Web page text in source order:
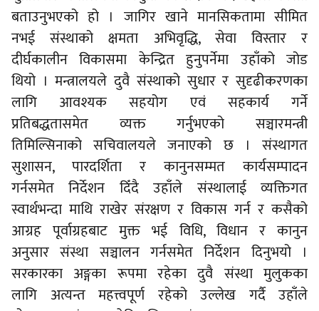
बताउनुभएको हो । जागिर खाने मानसिकतामा सीमित
नभई संस्थाको क्षमता अभिवृद्धि, सेवा विस्तार र
दीर्घकालीन विकासमा केन्द्रित हुनुपर्नेमा उहाँको जोड
थियो । मन्त्रालयले दुवै संस्थाको सुधार र सुदृढीकरणका
लागि आवश्यक सहयोग एवं सहकार्य गर्ने
प्रतिबद्धतासमेत व्यक्त गर्नुभएको सञ्चारमन्त्री
तिमिल्सिनाको सचिवालयले जनाएको छ । संस्थागत
सुशासन, पारदर्शिता र कानुनसम्मत कार्यसम्पादन
गर्नसमेत निर्देशन दिँदै उहाँले संस्थालाई व्यक्तिगत
स्वार्थभन्दा माथि राखेर संरक्षण र विकास गर्न र कसैको
आग्रह पूर्वाग्रहबाट मुक्त भई विधि, विधान र कानुन
अनुसार संस्था सञ्चालन गर्नसमेत निर्देशन दिनुभयो ।
सरकारका अङ्गका रूपमा रहेका दुवै संस्था मुलुकका
लागि अत्यन्त महत्त्वपूर्ण रहेको उल्लेख गर्दै उहाँले